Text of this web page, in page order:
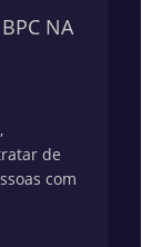
NA
de
com